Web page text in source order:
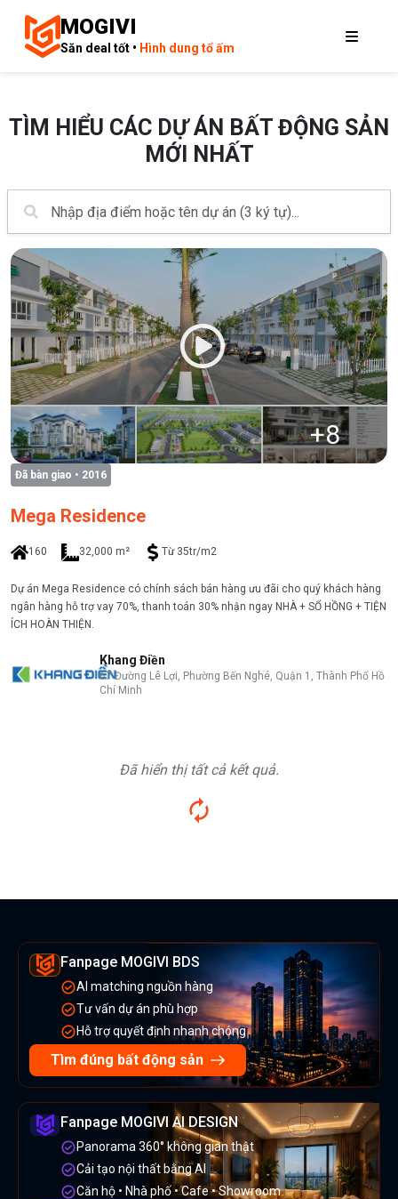
MOGIVI
Săn deal tốt • Hình dung tổ ấm
TÌM HIỂU CÁC DỰ ÁN BẤT ĐỘNG SẢN
MỚI NHẤT
+8
Đã bàn giao • 2016
Mega Residence
160 32,000 m² Từ 35tr/m2
Dự án Mega Residence có chính sách bán hàng ưu đãi cho quý khách hàng
ngân hàng hỗ trợ vay 70%, thanh toán 30% nhận ngay NHÀ + SỔ HỒNG + TIỆN
ÍCH HOÀN THIỆN.
Khang Điền
67 Đường Lê Lợi, Phường Bến Nghé, Quận 1, Thành Phố Hồ
Chí Minh
Đã hiển thị tất cả kết quả.
Fanpage MOGIVI BDS
AI matching nguồn hàng
Tư vấn dự án phù hợp
Hỗ trợ quyết định nhanh chóng
Tìm đúng bất động sản
Fanpage MOGIVI AI DESIGN
Panorama 360° không gian thật
Cải tạo nội thất bằng AI
Căn hộ • Nhà phố • Cafe • Showroom